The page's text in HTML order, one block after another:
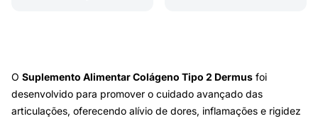
O Suplemento Alimentar Colágeno Tipo 2 Dermus foi
desenvolvido para promover o cuidado avançado das
articulações, oferecendo alívio de dores, inflamações e rigidez